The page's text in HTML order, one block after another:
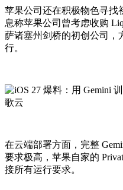
苹果公司还在积极物色寻找
息称苹果公司曾考虑收购
萨诸塞州剑桥的初创公司，
行。
在云端部署方面，完整
要求极高，苹果自家的
接所有运行要求。